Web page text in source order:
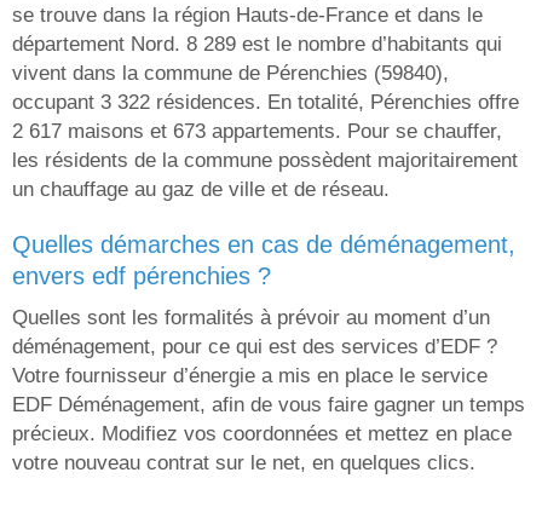
se trouve dans la région Hauts-de-France et dans le
département Nord. 8 289 est le nombre d’habitants qui
vivent dans la commune de Pérenchies (59840),
occupant 3 322 résidences. En totalité, Pérenchies offre
2 617 maisons et 673 appartements. Pour se chauffer,
les résidents de la commune possèdent majoritairement
un chauffage au gaz de ville et de réseau.
quelles démarches en cas de déménagement,
envers edf pérenchies ?
Quelles sont les formalités à prévoir au moment d’un
déménagement, pour ce qui est des services d’EDF ?
Votre fournisseur d’énergie a mis en place le service
EDF Déménagement, afin de vous faire gagner un temps
précieux. Modifiez vos coordonnées et mettez en place
votre nouveau contrat sur le net, en quelques clics.